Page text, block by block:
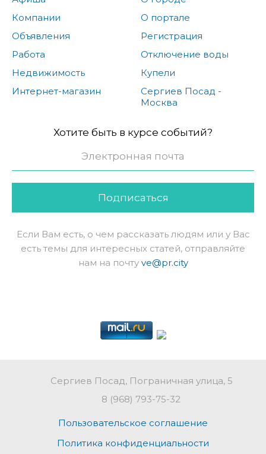
Компании
Объявления
Работа
Недвижимость
Интернет-магазин
О портале
Регистрация
Отключение воды
Купели
Сергиев Посад -
Москва
Хотите быть в курсе событий?
Подписаться
Если Вам есть, о чем рассказать людям или у Вас
есть темы для интересных статей, отправляйте
нам на почту ve@pr.city
Сергиев Посад, Пограничная улица, 5
8 (968) 793-75-32
Пользовательское соглашение
Политика конфиденциальности